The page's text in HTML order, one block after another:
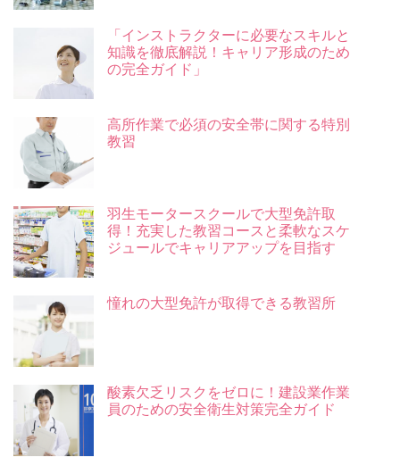
「インストラクターに必要なスキルと
知識を徹底解説！キャリア形成のため
の完全ガイド」
高所作業で必須の安全帯に関する特別
教習
羽生モータースクールで大型免許取
得！充実した教習コースと柔軟なスケ
ジュールでキャリアアップを目指す
憧れの大型免許が取得できる教習所
酸素欠乏リスクをゼロに！建設業作業
員のための安全衛生対策完全ガイド